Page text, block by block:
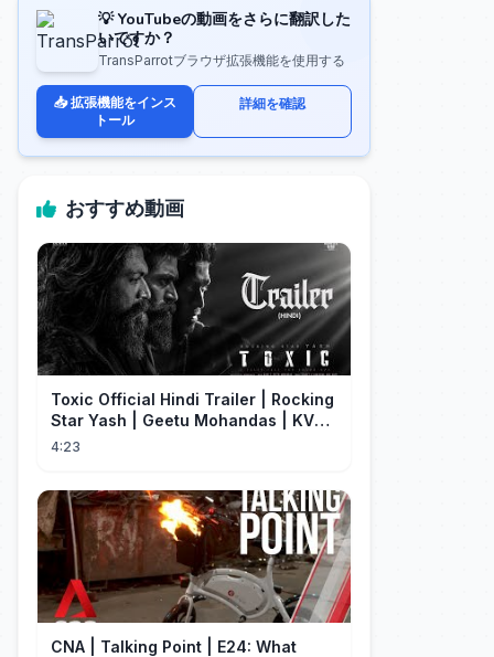
💡 YouTubeの動画をさらに翻訳した
いですか？
TransParrotブラウザ拡張機能を使用する
📥 拡張機能をインス
トール
詳細を確認
おすすめ動画
Toxic Official Hindi Trailer | Rocking
Star Yash | Geetu Mohandas | KVN |
Monster Mind Creations
4:23
CNA | Talking Point | E24: What